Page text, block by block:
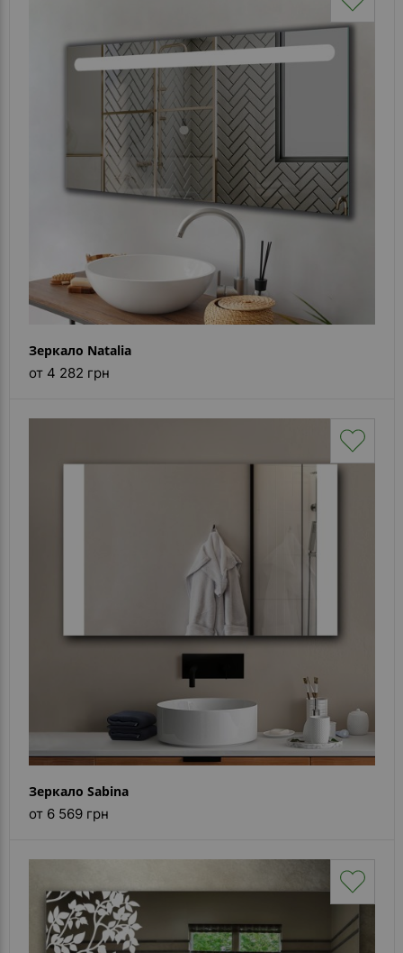
Зеркало Natalia
от 4 282 грн
Зеркало Sabina
от 6 569 грн